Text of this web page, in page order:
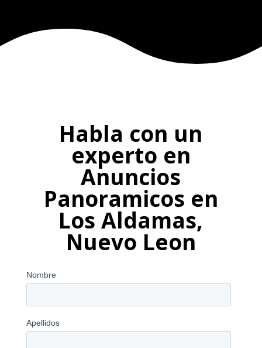
Habla con un
experto en
Anuncios
Panoramicos en
Los Aldamas,
Nuevo Leon